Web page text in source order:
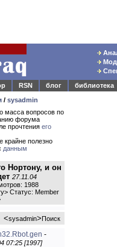
RSN блог
библиотека
/ sysadmin
масса вопросов по
форума
прочтения его
крайне полезно
данным
Нортону, и он
27.11.04
1988
Статус: Member
<sysadmin>Поиск
-
07:25 [1997]